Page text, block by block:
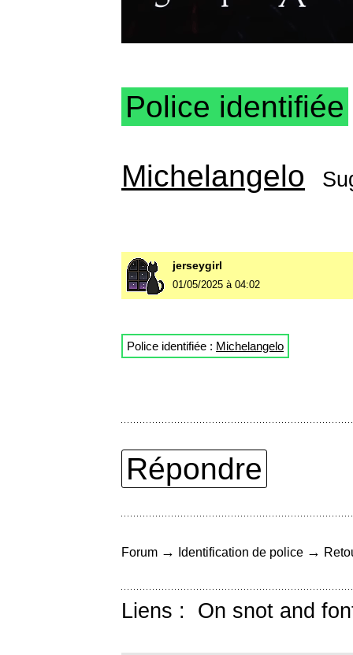
Police identifiée
Michelangelo
jerseygirl
01/05/2025 à 04:02
Police identifiée : Michelangelo
Répondre
Forum → Identification de police →
Liens : On snot and